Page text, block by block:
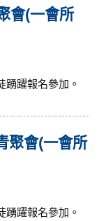
會(一會所
踴躍報名參加。
聚會(一會所
踴躍報名參加。